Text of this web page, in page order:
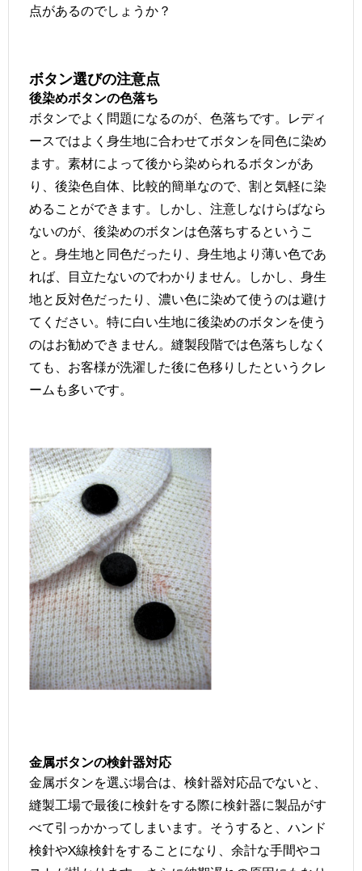
点があるのでしょうか？
ボタン選びの注意点
後染めボタンの色落ち
ボタンでよく問題になるのが、色落ちです。レディ
ースではよく身生地に合わせてボタンを同色に染め
ます。素材によって後から染められるボタンがあ
り、後染色自体、比較的簡単なので、割と気軽に染
めることができます。しかし、注意しなけらばなら
ないのが、後染めのボタンは色落ちするというこ
と。身生地と同色だったり、身生地より薄い色であ
れば、目立たないのでわかりません。しかし、身生
地と反対色だったり、濃い色に染めて使うのは避け
てください。特に白い生地に後染めのボタンを使う
のはお勧めできません。縫製段階では色落ちしなく
ても、お客様が洗濯した後に色移りしたというクレ
ームも多いです。
金属ボタンの検針器対応
金属ボタンを選ぶ場合は、検針器対応品でないと、
縫製工場で最後に検針をする際に検針器に製品がす
べて引っかかってしまいます。そうすると、ハンド
検針やX線検針をすることになり、余計な手間やコ